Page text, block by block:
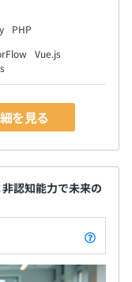
評価システムを構
性評価を組み合わ
AIが分析する一
技術スキルと非認
価値向上の観点か
PHP
Vue.js
を見る
認知能力で未来の